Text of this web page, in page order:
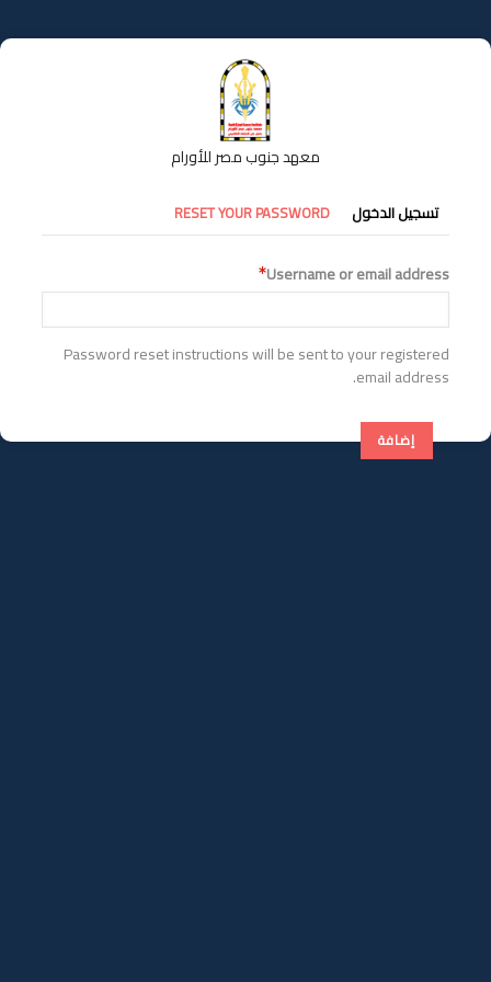
إلى
المحتوى
معهد جنوب مصر للأورام
التبويبات
الأساسية
تسجيل الدخول RESET YOUR PASSWORD
Username or email address
Password reset instructions will be sent to your registered
email address.